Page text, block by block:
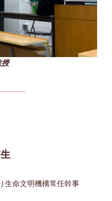
授
生命文明機構常任幹事